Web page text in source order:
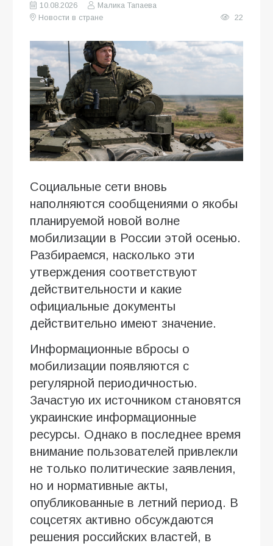
10.08.2026
Малика Тапаева
Новости в стране
22
Социальные сети вновь
наполняются сообщениями о якобы
планируемой новой волне
мобилизации в России этой осенью.
Разбираемся, насколько эти
утверждения соответствуют
действительности и какие
официальные документы
действительно имеют значение.
Информационные вбросы о
мобилизации появляются с
регулярной периодичностью.
Зачастую их источником становятся
украинские информационные
ресурсы. Однако в последнее время
внимание пользователей привлекли
не только политические заявления,
но и нормативные акты,
опубликованные в летний период. В
соцсетях активно обсуждаются
решения российских властей, в